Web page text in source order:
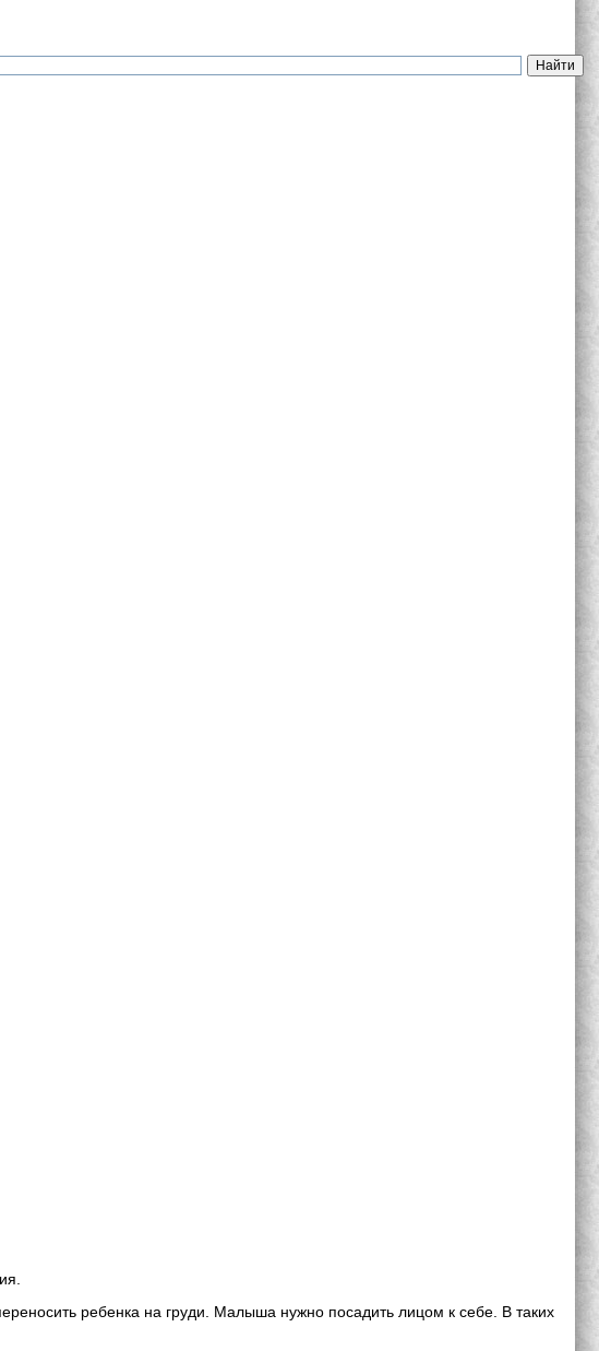
ребенка на груди. Малыша нужно посадить лицом к себе. В таких